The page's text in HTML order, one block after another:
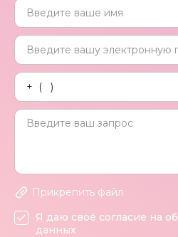
Прикрепить файл
Я даю своё согласие на
данных